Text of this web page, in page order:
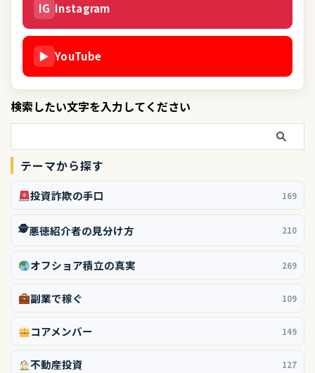
IG Instagram
▶ YouTube
検索したい文字を入力してください
テーマから探す
投資詐欺の手口 169
🕵️悪徳紹介者の見分け方 210
オフショア積立の真実 269
副業で稼ぐ 109
コアメンバー 149
不動産投資 127